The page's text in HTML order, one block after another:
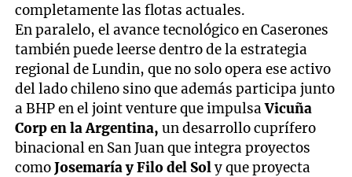
completamente las flotas actuales.
En paralelo, el avance tecnológico en Caserones
también puede leerse dentro de la estrategia
regional de Lundin, que no solo opera ese activo
del lado chileno sino que además participa junto
a BHP en el joint venture que impulsaVicuña
Corp en la Argentina, un desarrollo cuprífero
binacional en San Juan que integra proyectos
comoJosemaría y Filo del Soly que proyecta